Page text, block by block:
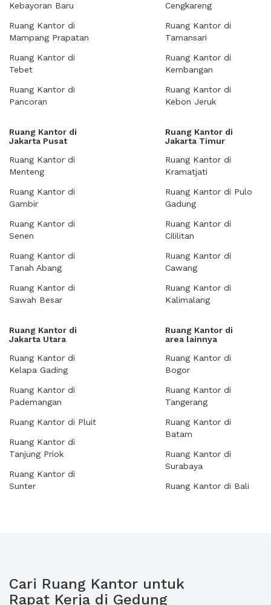
Kebayoran Baru
Ruang Kantor di
Mampang Prapatan
Ruang Kantor di
Tebet
Ruang Kantor di
Pancoran
Cengkareng
Ruang Kantor di
Tamansari
Ruang Kantor di
Kembangan
Ruang Kantor di
Kebon Jeruk
Ruang Kantor di
Jakarta Pusat
Ruang Kantor di
Menteng
Ruang Kantor di
Gambir
Ruang Kantor di
Senen
Ruang Kantor di
Tanah Abang
Ruang Kantor di
Sawah Besar
Ruang Kantor di
Jakarta Timur
Ruang Kantor di
Kramatjati
Ruang Kantor di Pulo
Gadung
Ruang Kantor di
Cililitan
Ruang Kantor di
Cawang
Ruang Kantor di
Kalimalang
Ruang Kantor di
Jakarta Utara
Ruang Kantor di
Kelapa Gading
Ruang Kantor di
Pademangan
Ruang Kantor di Pluit
Ruang Kantor di
Tanjung Priok
Ruang Kantor di
Sunter
Ruang Kantor di
area lainnya
Ruang Kantor di
Bogor
Ruang Kantor di
Tangerang
Ruang Kantor di
Batam
Ruang Kantor di
Surabaya
Ruang Kantor di Bali
Cari Ruang Kantor untuk
Rapat Kerja di Gedung